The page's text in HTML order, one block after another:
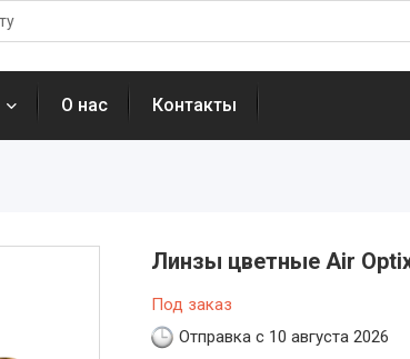
О нас Контакты
Линзы цветные Air
Под заказ
Отправка с 10 августа 2026